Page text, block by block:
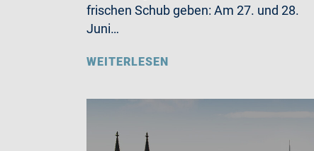
frischen Schub geben: Am 27. und 28.
Juni…
WEITERLESEN